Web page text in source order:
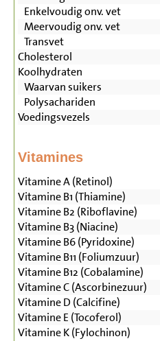
Enkelvoudig onv. vet
Meervoudig onv. vet
Transvet
Cholesterol
Koolhydraten
Waarvan suikers
Polysachariden
Voedingsvezels
Vitamines
Vitamine A (Retinol)
Vitamine B1 (Thiamine)
Vitamine B2 (Riboflavine)
Vitamine B3 (Niacine)
Vitamine B6 (Pyridoxine)
Vitamine B11 (Foliumzuur)
Vitamine B12 (Cobalamine)
Vitamine C (Ascorbinezuur)
Vitamine D (Calcifine)
Vitamine E (Tocoferol)
Vitamine K (Fylochinon)